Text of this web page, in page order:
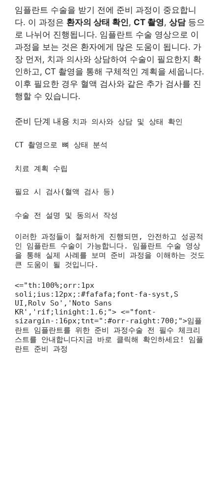
임플란트 수술을 받기 전에 준비 과정이 중요합니
다. 이 과정은 환자의 상태 확인, CT 촬영, 상담등으
로 나뉘어 진행됩니다. 임플란트 수술 영상으로 이
과정을 보는 것은 환자에게 많은 도움이 됩니다. 가
장 먼저, 치과 의사와 상담하여 수술이 필요한지 확
인하고, CT 촬영을 통해 구체적인 계획을 세웁니다.
이후 필요한 경우 혈액 검사와 같은 추가 검사를 진
행할 수 있습니다.
준비 단계 내용 치과 의사와 상담 및 상태 확인
CT 촬영으로 뼈 상태 분석
치료 계획 수립
필요 시 검사(혈액 검사 등)
수술 전 설명 및 동의서 작성
이러한 과정들이 철저하게 진행되면, 안전하고 성공적
인 임플란트 수술이 가능합니다. 임플란트 수술 영상
을 통해 실제 사례를 보며 준비 과정을 이해하는 것도
큰 도움이 될 것입니다.
<="th:100%;orr:1px
soli;ius:12px;:#fafafa;font-fa-syst,S
UI,Rolv So','Noto Sans
KR','rif;linight:1.6;"> <="font-
sizargin-:16px;tnt=":#orr-raight:700;">임플
란트 임플란트를 위한 준비 과정수술 전 필수 체크리
스트를 안내합니다지금 바로 클릭해 확인하세요! 임플
란트 준비 과정